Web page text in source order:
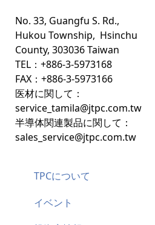
No. 33, Guangfu S. Rd.,
Hukou Township, Hsinchu
County, 303036 Taiwan
TEL：+886-3-5973168
FAX：+886-3-5973166
医材に関して：
service_tamila@jtpc.com.tw
半導体関連製品に関して ：
sales_service@jtpc.com.tw
TPCについて
イベント